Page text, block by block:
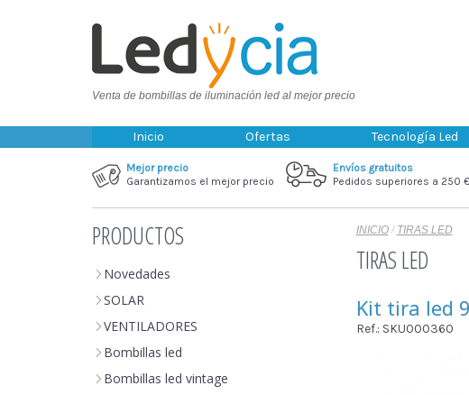
Venta de bombillas de iluminación led al mejor precio
Inicio Ofertas Tecnología Led
Mejor precio
Garantizamos el mejor precio
Envíos gratuitos
Pedidos superiores a 250 €
PRODUCTOS
Novedades
SOLAR
VENTILADORES
Bombillas led
Bombillas led vintage
INICIO/ TIRAS LED
TIRAS LED
Kit tira led
Ref.: SKU000360